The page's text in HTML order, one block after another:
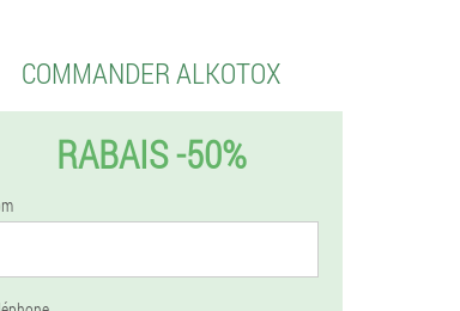
COMMANDER ALKOTOX
RABAIS -50%